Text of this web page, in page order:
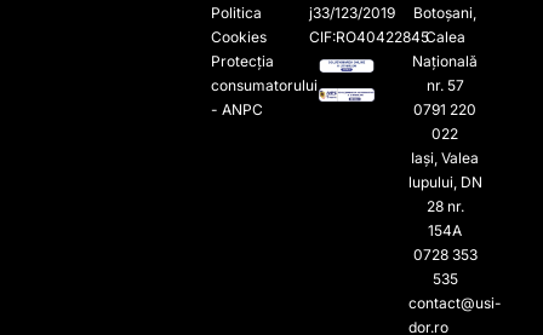
Politica
Cookies
Protecția
consumatorului
- ANPC
j33/123/2019
CIF:RO40422845
Botoșani,
Calea
Națională
nr. 57
0791 220
022​
Iași, Valea
lupului, DN
28 nr.
154A
0728 353
535​
contact@usi-
dor.ro